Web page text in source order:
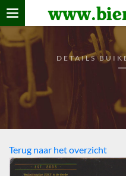
Home
verzamelen
De bierkaart
Bezoekers
DETAILS
Terug naar het overzicht